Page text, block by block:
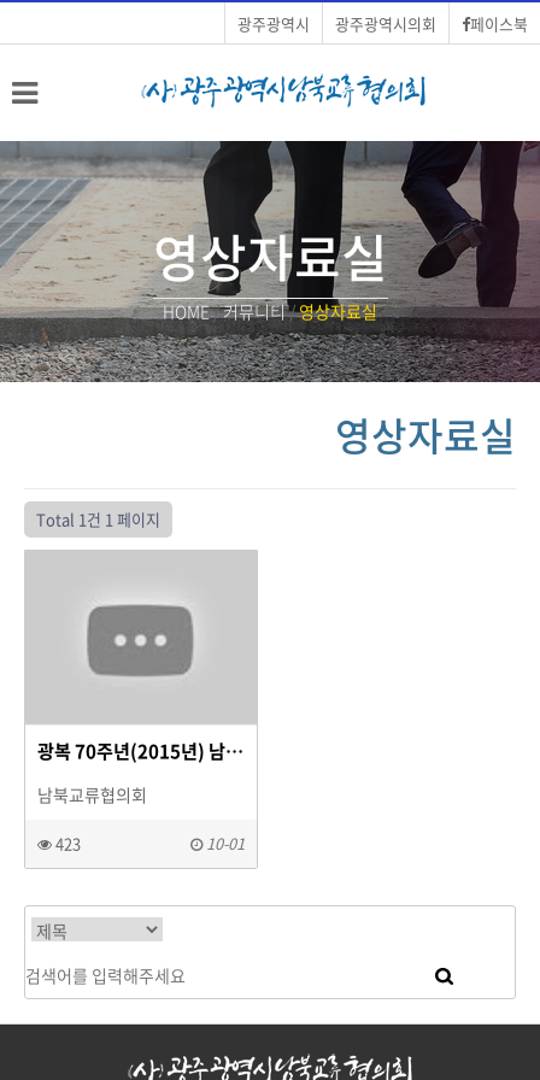
페이스북
광주광역시의회
광주광역시
영상자료실
HOME/커뮤니티/영상자료실
영상자료실
Total 1건 1 페이지
광복 70주년(2015년) 남북교류협의회가 함께한 광복절 플래시몹
남북교류협의회
423 10-01